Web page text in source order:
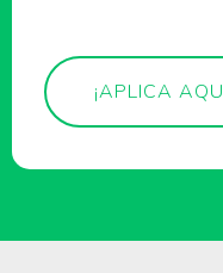
¡APLICA